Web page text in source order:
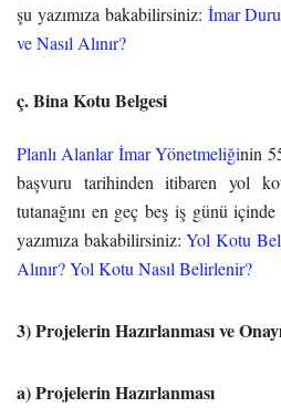
şu yazımıza bakabilirsiniz: İmar
ve Nasıl Alınır?
ç. Bina Kotu Belgesi
Planlı Alanlar İmar Yönetmeliğinin
başvuru tarihinden itibaren yol
tutanağını en geç beş iş günü
yazımıza bakabilirsiniz:Yol Kotu
Alınır? Yol Kotu Nasıl Belirlenir?
3) Projelerin Hazırlanması ve
a) Projelerin Hazırlanması